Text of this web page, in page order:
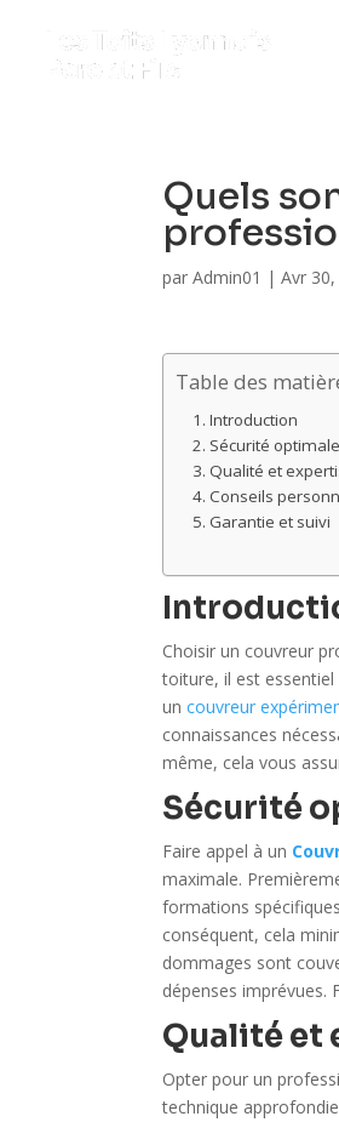
Quels
parAdmin01 |Avr
Table des
Introduction
Sécurité optimale
Qualité et
Conseils
Garantie et suivi
Choisir un couvreur
toiture, il est essentiel
uncouvreur
connaissances
même, cela vous
Sécurité
Faire appel à un
maximale.
formations
conséquent, cela
dommages sont
dépenses imprévues.
Qualité et
Opter pour un
technique